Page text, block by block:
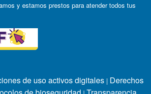
y estamos prestos para atender todos tus
de uso activos digitales | Derechos